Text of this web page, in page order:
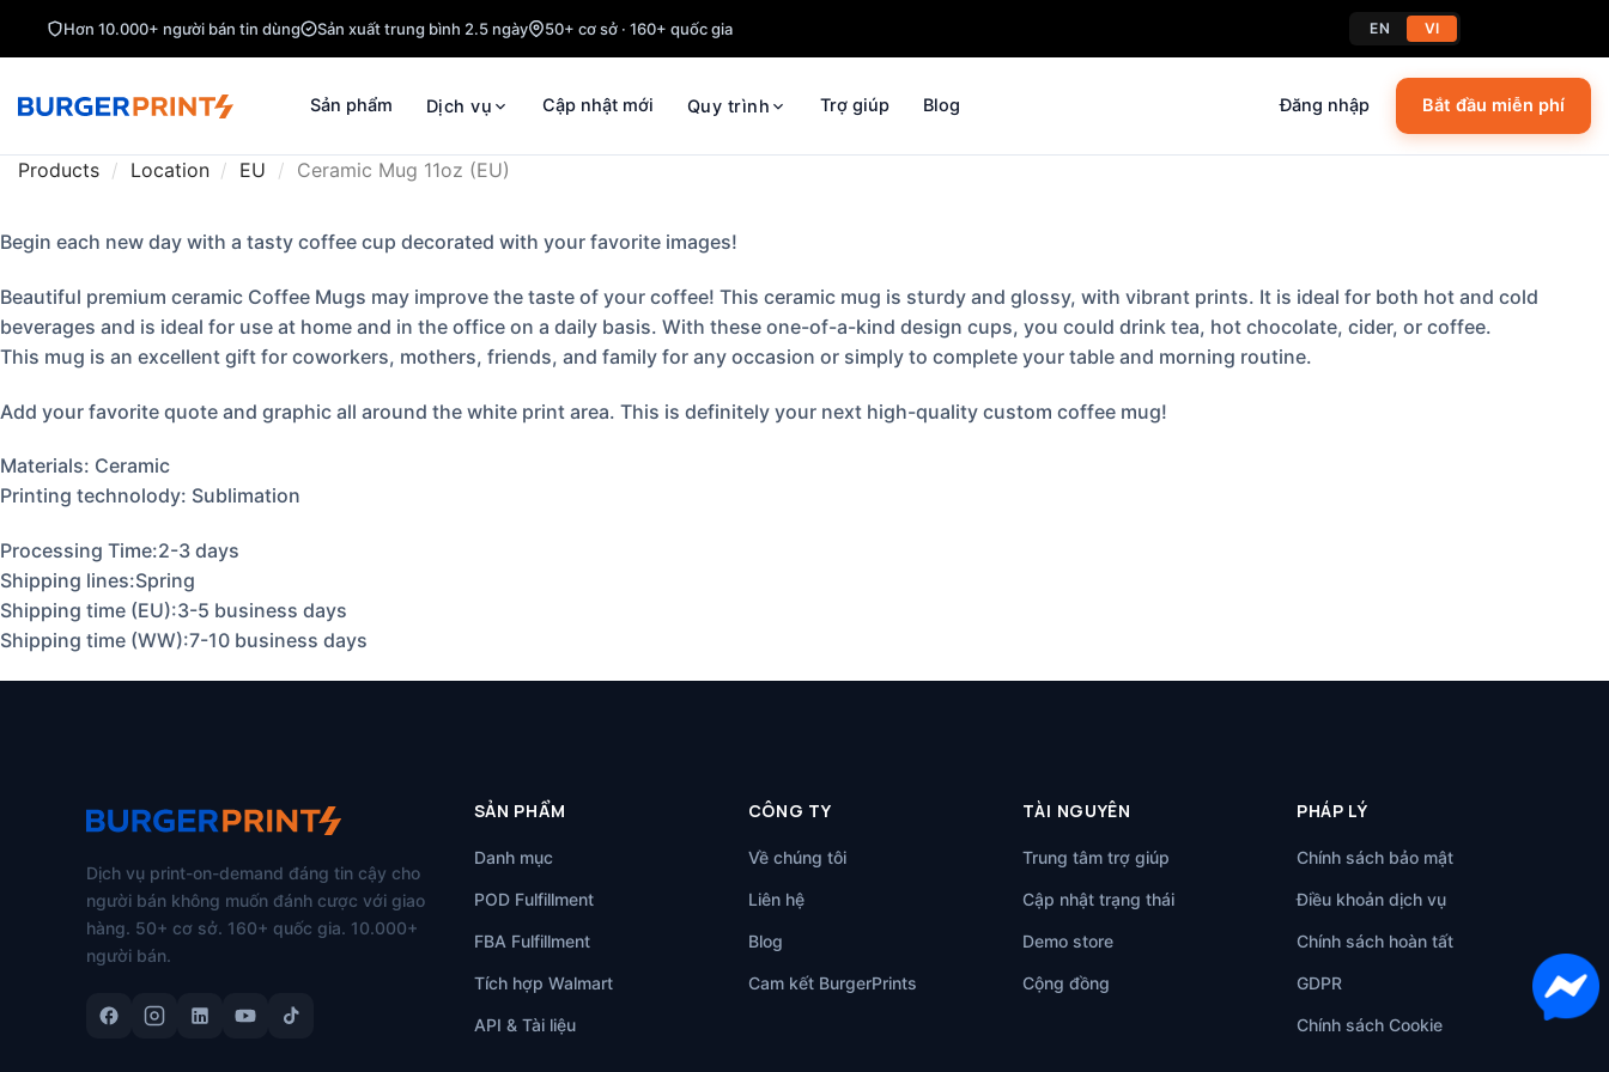
Hơn 10.000+ người bán tin dùng Sản xuất trung bình 2.5 ngày 50+ cơ sở · 160+ quốc gia EN VI
Sản phẩm Dịch vụ Cập nhật mới Quy trình Trợ giúp Blog Đăng nhập Bắt đầu miễn phí
Products / Location / EU / Ceramic Mug 11oz (EU)
Begin each new day with a tasty coffee cup decorated with your favorite images!
Beautiful premium ceramic Coffee Mugs may improve the taste of your coffee! This ceramic mug is sturdy and glossy, with vibrant prints. It is ideal for both hot and cold
beverages and is ideal for use at home and in the office on a daily basis. With these one-of-a-kind design cups, you could drink tea, hot chocolate, cider, or coffee.
This mug is an excellent gift for coworkers, mothers, friends, and family for any occasion or simply to complete your table and morning routine.
Add your favorite quote and graphic all around the white print area. This is definitely your next high-quality custom coffee mug!
Materials: Ceramic
Printing technolody: Sublimation
Processing Time:2-3 days
Shipping lines:Spring
Shipping time (EU):3-5 business days
Shipping time (WW):7-10 business days
Dịch vụ print-on-demand đáng tin cậy cho
người bán không muốn đánh cược với giao
hàng. 50+ cơ sở. 160+ quốc gia. 10.000+
người bán.
SẢN PHẨM
Danh mục
POD Fulfillment
FBA Fulfillment
Tích hợp Walmart
API & Tài liệu
CÔNG TY
Về chúng tôi
Liên hệ
Blog
Cam kết BurgerPrints
TÀI NGUYÊN
Trung tâm trợ giúp
Cập nhật trạng thái
Demo store
Cộng đồng
PHÁP LÝ
Chính sách bảo mật
Điều khoản dịch vụ
Chính sách hoàn tất
GDPR
Chính sách Cookie